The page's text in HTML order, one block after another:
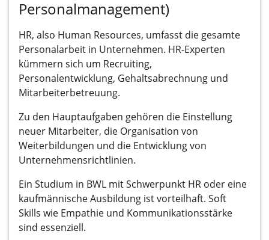
Personalmanagement)
HR, also Human Resources, umfasst die gesamte
Personalarbeit in Unternehmen. HR-Experten
kümmern sich um Recruiting,
Personalentwicklung, Gehaltsabrechnung und
Mitarbeiterbetreuung.
Zu den Hauptaufgaben gehören die Einstellung
neuer Mitarbeiter, die Organisation von
Weiterbildungen und die Entwicklung von
Unternehmensrichtlinien.
Ein Studium in BWL mit Schwerpunkt HR oder eine
kaufmännische Ausbildung ist vorteilhaft. Soft
Skills wie Empathie und Kommunikationsstärke
sind essenziell.